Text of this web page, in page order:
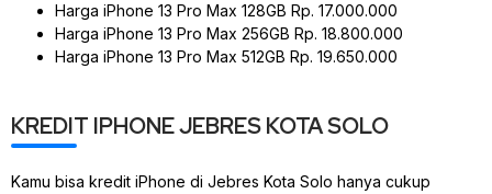
Harga iPhone 13 Pro Max 128GB Rp. 17.000.000
Harga iPhone 13 Pro Max 256GB Rp. 18.800.000
Harga iPhone 13 Pro Max 512GB Rp. 19.650.000
KREDIT IPHONE JEBRES KOTA SOLO
Kamu bisa kredit iPhone di Jebres Kota Solo hanya cukup